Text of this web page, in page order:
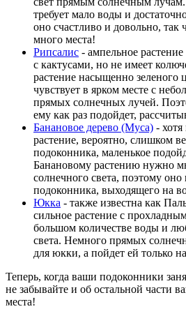
требует мало воды и
оно счастливо и довольно, так
много места!
Рипсалис - ампельное
с кактусами, но не имеет
растение насыщенно зеленого
чувствует в ярком месте с
прямых солнечных лучей.
ему как раз подойдет,
Банановое дерево (Муса) - хотя
растение, вероятно, слишком
подоконника, маленькое
Банановому растению нужно
солнечного света, поэтому
подоконника, выходящего на
Юкка - также известна как
сильное растение с
большом количестве воды и
света. Немного прямых
для юкки, а пойдет ей только
Теперь, когда ваши подоконники
не забывайте и об остальной части
места!